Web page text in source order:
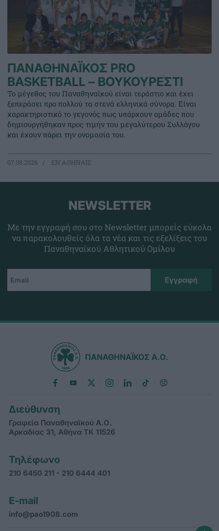
ΠΑΝΑΘΗΝΑΪΚΟΣ PRO
BASKETBALL – ΒΟΥΚΟΥΡΕΣΤΙ
Το μέγεθος του Παναθηναϊκού είναι τεράστιο και έχει
ξεπεράσει προ πολλού τα στενά ελληνικά σύνορα. Είναι
χαρακτηριστικό το γεγονός πως υπάρχουν ομάδες που
δημιουργήθηκαν προς τιμήν του μεγαλύτερου Συλλόγου
και έχουν πάρει την ονομασία του.
07.08.2026 EΝ ΑΘΗΝΑΙΣ
NEWSLETTER
Με την εγγραφή σου στο Newsletter μπορείς εύκολα
να παρακολουθείς όλα τα νέα και τις εξελίξεις του
Παναθηναϊκού Αθλητικού Ομίλου
ΠΑΝΑΘΗΝΑΪΚΟΣ Α.Ο.
Διεύθυνση
Γραφεία Παναθηναϊκού Α.Ο.
Αρκαδίας 31, Αθήνα ΤΚ 11526
Τηλέφωνο
210 6450 211 - 210 6444 401
E-mail
info@pao1908.com